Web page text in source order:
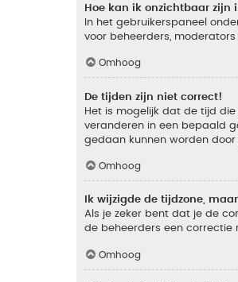
Hoe kan ik onzichtbaar zijn
In het gebruikerspaneel
voor beheerders, moderators
Omhoog
De tijden zijn niet correct!
Het is mogelijk dat de tijd
veranderen in een bepaald
gedaan kunnen worden
Omhoog
Ik wijzigde de tijdzone,
Als je zeker bent dat je de
de beheerders een correctie
Omhoog